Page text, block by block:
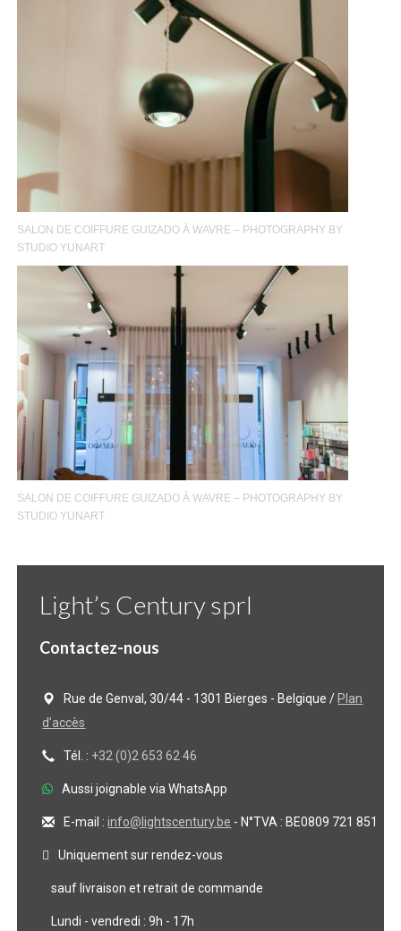
SALON DE COIFFURE GUIZADO À WAVRE – PHOTOGRAPHY BY
STUDIO YUNART
SALON DE COIFFURE GUIZADO À WAVRE – PHOTOGRAPHY BY
STUDIO YUNART
Light’s Century sprl
Contactez-nous
Rue de Genval, 30/44 - 1301 Bierges - Belgique /Plan
d’accès
Tél. : +32 (0)2 653 62 46
Aussi joignable via WhatsApp
E-mail :info@lightscentury.be - N°TVA : BE0809 721 851
Uniquement sur rendez-vous
sauf livraison et retrait de commande
Lundi - vendredi : 9h - 17h